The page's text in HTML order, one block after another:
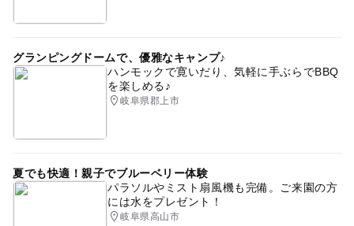
グランピングドームで、優雅なキャンプ♪
ハンモックで寛いだり、気軽に手ぶらでBBQ
を楽しめる♪
岐阜県郡上市
夏でも快適！親子でブルーベリー体験
パラソルやミスト扇風機も完備。ご来園の方
には水をプレゼント！
岐阜県高山市